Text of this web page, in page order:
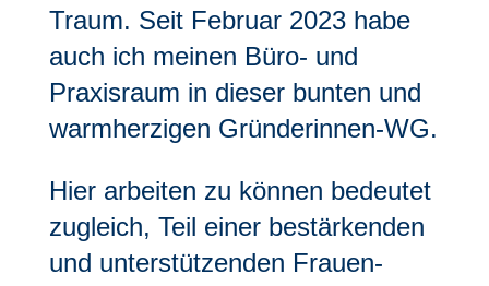
Traum. Seit Februar 2023 habe
auch ich meinen Büro- und
Praxisraum in dieser bunten und
warmherzigen Gründerinnen-WG.
Hier arbeiten zu können bedeutet
zugleich, Teil einer bestärkenden
und unterstützenden Frauen-